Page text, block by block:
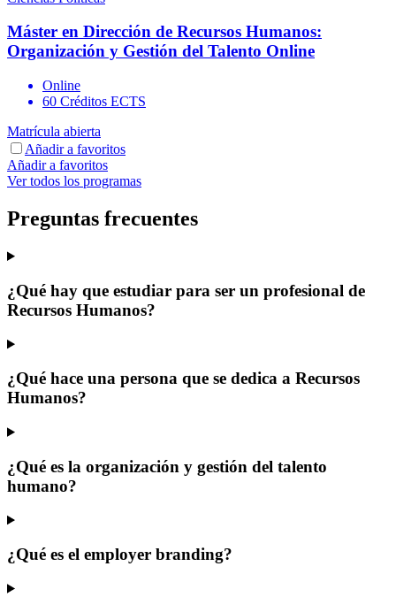
Máster en Dirección de Recursos Humanos:
Organización y Gestión del Talento Online
Online
60 Créditos ECTS
Matrícula abierta
Añadir a favoritos
Añadir a favoritos
Ver todos los programas
Preguntas frecuentes
¿Qué hay que estudiar para ser un profesional de
Recursos Humanos?
¿Qué hace una persona que se dedica a Recursos
Humanos?
¿Qué es la organización y gestión del talento
humano?
¿Qué es el employer branding?